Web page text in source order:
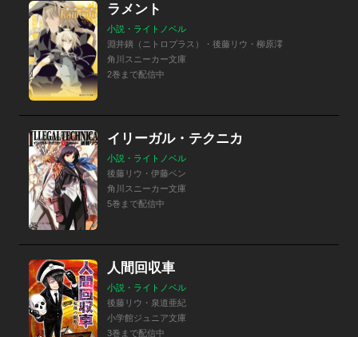
ラメント
小説・ライトノベル
淵井鏑（ニトロプラス）・後藤リウ・柳原澪
角川スニーカー文庫
2巻まで配信中
イリーガル・テクニカ
小説・ライトノベル
後藤リウ・伊藤ベン
角川スニーカー文庫
5巻まで配信中
人間回収車
小説・ライトノベル
後藤リウ・泉道亜紀
小学館ジュニア文庫
3巻まで配信中